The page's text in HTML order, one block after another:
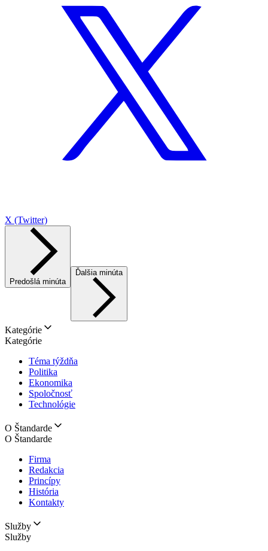
X (Twitter)
Predošlá minúta
Ďalšia minúta
Kategórie
Kategórie
Téma týždňa
Politika
Ekonomika
Spoločnosť
Technológie
O Štandarde
O Štandarde
Firma
Redakcia
Princípy
História
Kontakty
Služby
Služby